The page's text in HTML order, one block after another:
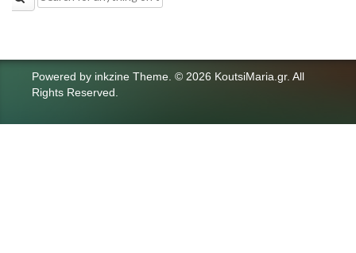
for:
Powered by inkzine Theme © 2026 KoutsiMaria.gr. All
Rights Reserved.